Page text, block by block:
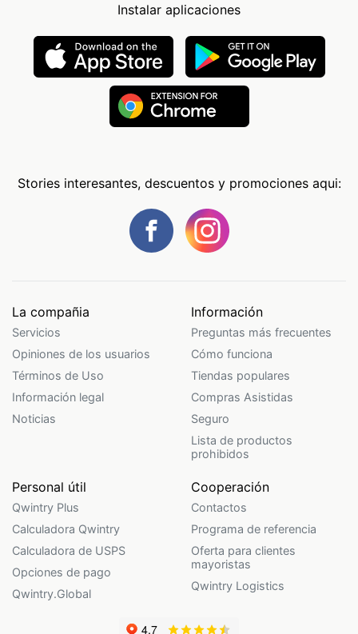
Instalar aplicaciones
Stories interesantes, descuentos y promociones aqui:
La compañia
Servicios
Opiniones de los usuarios
Términos de Uso
Información legal
Noticias
Información
Preguntas más frecuentes
Cómo funciona
Tiendas populares
Compras Asistidas
Seguro
Lista de productos
prohibidos
Personal útil
Qwintry Plus
Calculadora Qwintry
Calculadora de USPS
Opciones de pago
Qwintry.Global
Cooperación
Contactos
Programa de referencia
Oferta para clientes
mayoristas
Qwintry Logistics